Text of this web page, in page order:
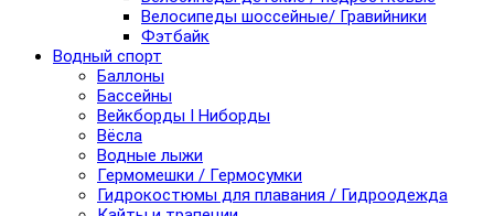
Велосипеды шоссейные/ Гравийники
Фэтбайк
Водный спорт
Баллоны
Бассейны
Вейкборды I Ниборды
Вёсла
Водные лыжи
Гермомешки / Гермосумки
Гидрокостюмы для плавания / Гидроодежда